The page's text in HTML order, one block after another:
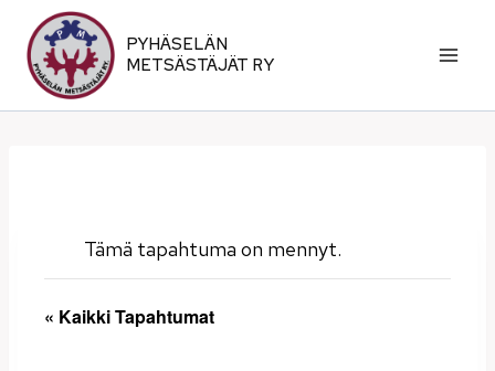
sisältöön
PYHÄSELÄN
METSÄSTÄJÄT RY
Tämä tapahtuma on mennyt.
« Kaikki Tapahtumat